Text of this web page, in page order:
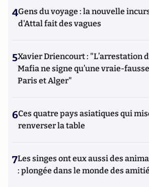
4Gens du voyage : la nouvelle
d'Attal fait des vagues
5Xavier Driencourt : "L’arrestation
Mafia ne signe qu’une vraie-
Paris et Alger"
6Ces quatre pays asiatiques qui
renverser la table
7Les singes ont eux aussi des
: plongée dans le monde des